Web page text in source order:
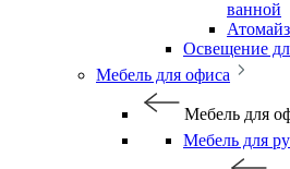
ванной
Освещение
Мебель для офиса
Мебель для
Мебель для